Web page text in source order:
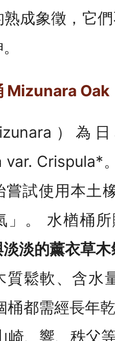
成象徵，它
Mizunara Oak
）為
var. Crispula*
嘗試使用本土
」。 水楢桶
淡的薰衣草木
質鬆軟、含水
桶都需經長年
崎、響、秩父